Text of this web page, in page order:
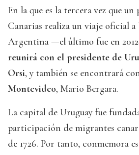
En la que es la tercera vez que
Canarias realiza un viaje oficial a
Argentina —el último fue en
reunirá con el presidente de
Orsi, y también se encontrará
Montevideo, Mario Bergara.
La capital de Uruguay fue
participación de migrantes
de 1726. Por tanto, conmemora